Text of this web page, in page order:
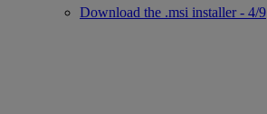
Download the .msi installer - 4/9